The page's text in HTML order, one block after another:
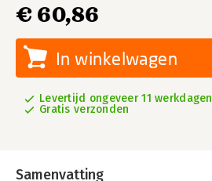
€ 60,86
In winkelwagen
Levertijd ongeveer 11 werkdagen
Gratis verzonden
Samenvatting